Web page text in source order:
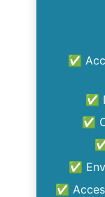
✅
✅
✅
✅
✅